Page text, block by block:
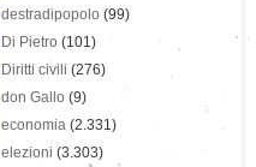
destradipopolo (99)
Di Pietro (101)
Diritti civili (276)
don Gallo (9)
economia (2.331)
elezioni (3.303)